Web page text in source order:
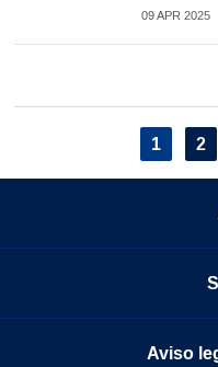
09 APR 2025
Current
page
1 2
Aviso